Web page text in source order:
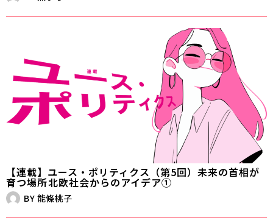
【連載】ユース・ポリティクス（第5回）未来の首相が
育つ場所――北欧社会からのアイデア①
BY 能條桃子